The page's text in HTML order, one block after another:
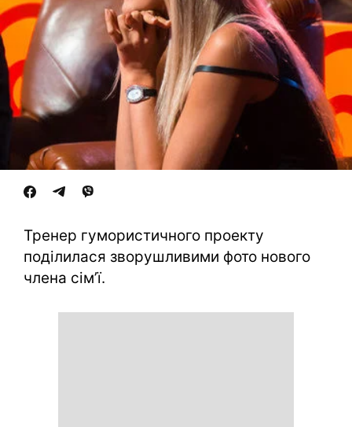
Тренер гумористичного проекту
поділилася зворушливими фото нового
члена сім’ї.